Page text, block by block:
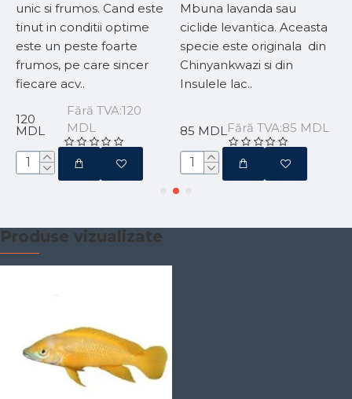
unic si frumos. Cand este
tinut in conditii optime
este un peste foarte
frumos, pe care sincer
fiecare acv..
120
MDL
Fără TVA:120
MDL
Mbuna lavanda sau
ciclide levantica. Aceasta
specie este originala din
Chinyankwazi si din
Insulele lac..
85 MDLFără TVA:85 MDL
Produse vizualizate